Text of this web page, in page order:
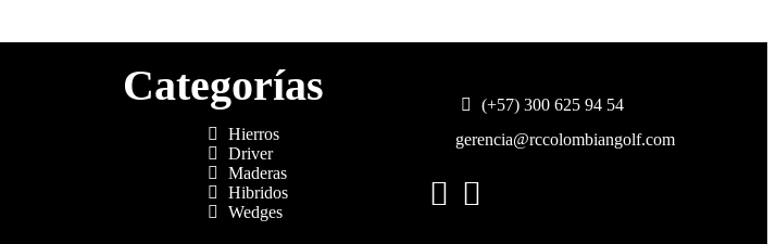
Categorías
Hierros
Driver
Maderas
Hibridos
Wedges
(+57) 300 625 94 54
gerencia@rccolombiangolf.com